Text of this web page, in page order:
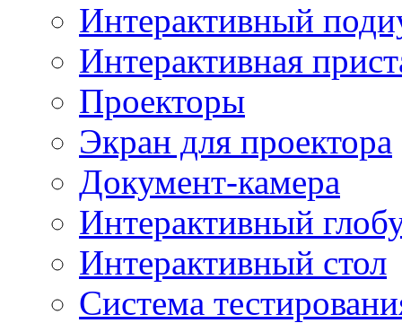
Интерактивный
Интерактивная
Проекторы
Экран для проектора
Документ-камера
Интерактивный
Интерактивный стол
Система